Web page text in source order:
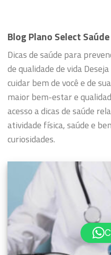
Blog Plano Select
Dicas de saúde para
de qualidade de vida
cuidar bem de você e de
maior bem-estar e
acesso a dicas de saúde
atividade física, saúde e
curiosidades.